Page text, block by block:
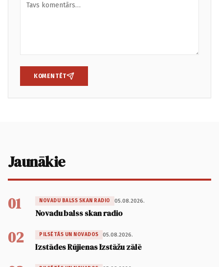
KOMENTĒT
Jaunākie
01 NOVADU BALSS SKAN RADIO 05.08.2026.
Novadu balss skan radio
02 PILSĒTĀS UN NOVADOS 05.08.2026.
Izstādes Rūjienas Izstāžu zālē